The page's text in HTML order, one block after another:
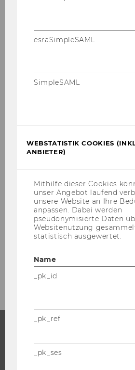
Gleichstellung und
Antidiskriminierung und
Familienfreundliche
Zuständigkeiten und
Rechtliche Grundlagen
Informationsmaterialien und
WU matters. WU talks –
STUDIUM
esraSimpleSAML
SimpleSAML
WEBSTATISTIK COOKIES
ANBIETER)
Mithilfe dieser Cookies
unser Angebot laufend
unsere Website an Ihre
anpassen. Dabei werden
pseudonymisierte Daten
Websitenutzung
statistisch ausgewertet.
Name
_pk_id
_pk_ref
_pk_ses